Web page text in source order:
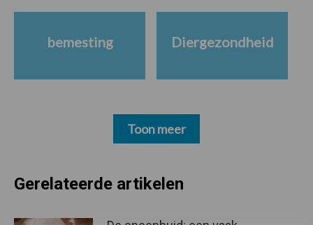
bemesting Diergezondheid
Toon meer
Gerelateerde artikelen